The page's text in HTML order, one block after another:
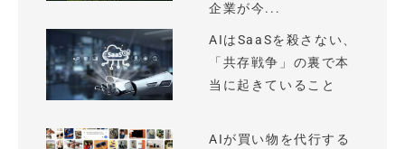
企業が今...
AIはSaaSを殺さない、
「共存戦争」の裏で本
当に起きていること
AIが買い物を代行する